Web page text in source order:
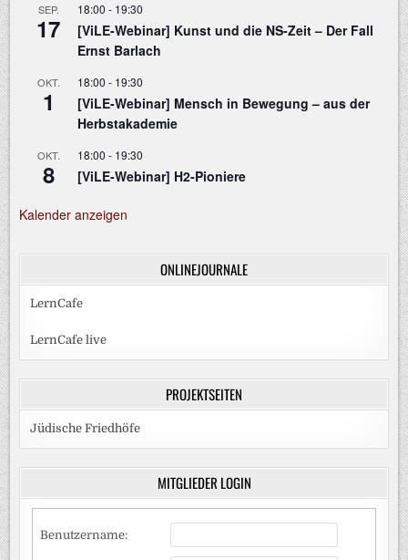
SEP.
17
18:00 - 19:30
[ViLE-Webinar] Kunst und die NS-Zeit – Der Fall
Ernst Barlach
OKT.
1
18:00 - 19:30
[ViLE-Webinar] Mensch in Bewegung – aus der
Herbstakademie
OKT.
8
18:00 - 19:30
[ViLE-Webinar] H2-Pioniere
Kalender anzeigen
ONLINEJOURNALE
LernCafe
LernCafe live
PROJEKTSEITEN
Jüdische Friedhöfe
MITGLIEDER LOGIN
Benutzername: